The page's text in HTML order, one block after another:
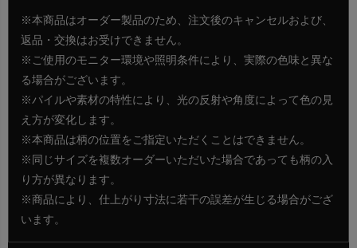
※本商品はオーダー製品のため、注文後のキャンセルおよび、
返品・交換はお受けできません。
※ご使用のモニター環境や照明条件により、実際の色味と異な
る場合がございます。
※パイルや素材の特性により、光の反射や角度によって色の見
え方が変化します。
※本商品は柄の位置をご指定いただくことはできません。
※同じサイズを複数オーダーいただいた場合であっても柄の入
り方が異なります。
※商品により、仕上がり寸法に若干の誤差が生じる場合がござ
います。